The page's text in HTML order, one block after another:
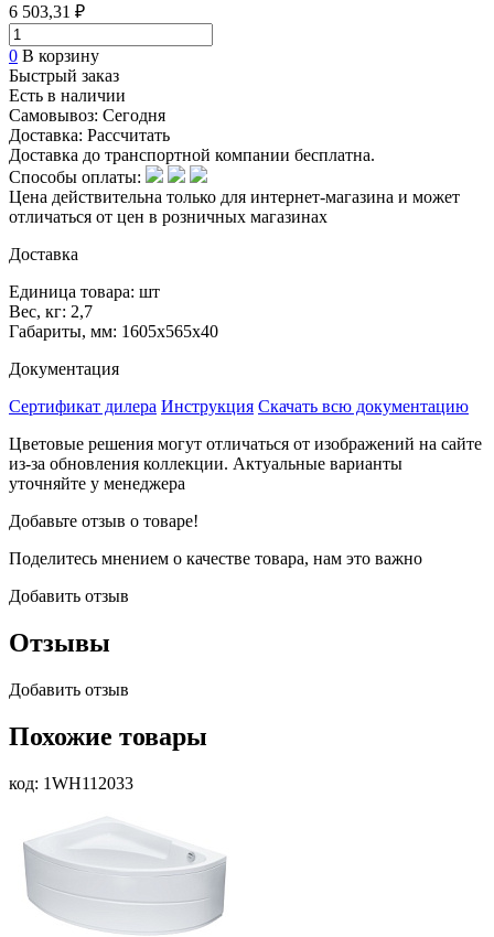
6 503,31 ₽
0 В корзину
Быстрый заказ
Есть в наличии
Самовывоз: Сегодня
Доставка: Рассчитать
Доставка до транспортной компании бесплатна.
Способы оплаты:
Цена действительна только для интернет-магазина и может
отличаться от цен в розничных магазинах
Доставка
Единица товара: шт
Вес, кг: 2,7
Габариты, мм: 1605х565х40
Документация
Сертификат дилера Инструкция Скачать всю документацию
Цветовые решения могут отличаться от изображений на сайте
из-за обновления коллекции. Актуальные варианты
уточняйте у менеджера
Добавьте отзыв о товаре!
Поделитесь мнением о качестве товара, нам это важно
Добавить отзыв
Отзывы
Добавить отзыв
Похожие товары
код: 1WH112033